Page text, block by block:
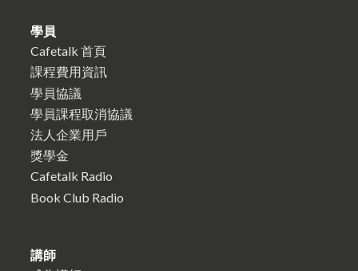
學員
Cafetalk 首頁
課程費用資訊
學員協議
學員課程取消協議
法人企業用戶
獎學金
Cafetalk Radio
Book Club Radio
講師